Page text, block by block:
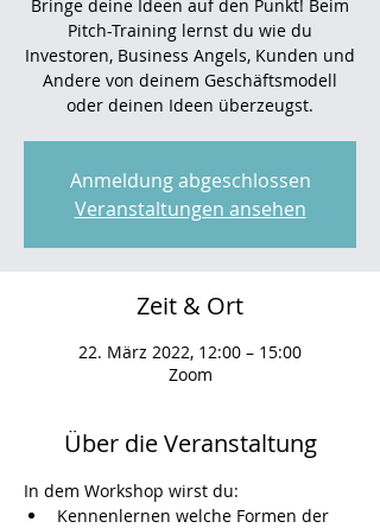
Bringe deine Ideen auf den Punkt! Beim
Pitch-Training lernst du wie du
Investoren, Business Angels, Kunden und
Andere von deinem Geschäftsmodell
oder deinen Ideen überzeugst.
Anmeldung abgeschlossen
Veranstaltungen ansehen
Zeit & Ort
22. März 2022, 12:00 – 15:00
Zoom
Über die Veranstaltung
In dem Workshop wirst du:
Kennenlernen welche Formen der